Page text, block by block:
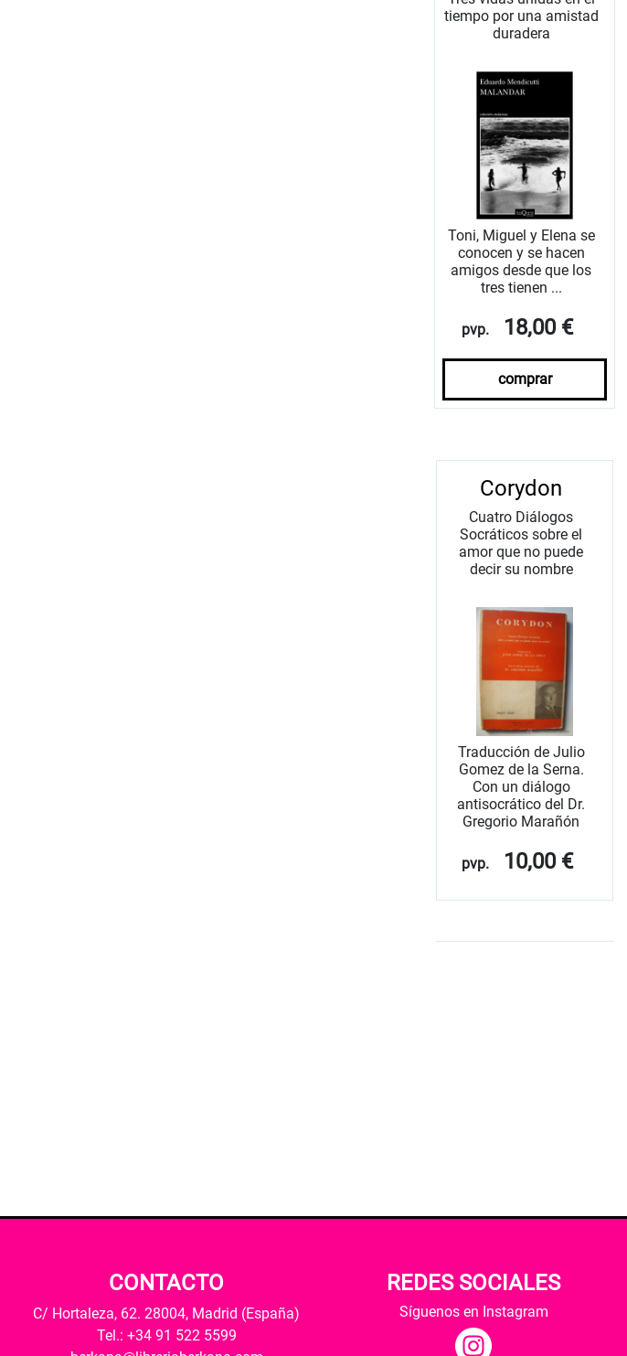
tiempo por una amistad
duradera
Toni, Miguel y Elena se
conocen y se hacen
amigos desde que los
tres tienen ...
pvp. 18,00 €
comprar
Corydon
Cuatro Diálogos
Socráticos sobre el
amor que no puede
decir su nombre
Traducción de Julio
Gomez de la Serna.
Con un diálogo
antisocrático del Dr.
Gregorio Marañón
pvp. 10,00 €
CONTACTO
C/ Hortaleza, 62. 28004, Madrid (España)
Tel.: +34 91 522 5599
REDES SOCIALES
Síguenos en Instagram